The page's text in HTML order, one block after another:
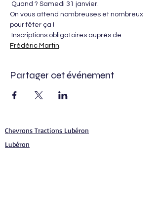
Quand ? Samedi 31 janvier.
​On vous attend nombreuses et nombreux
pour fêter ça !
Inscriptions obligatoires auprès de
Frédéric Martin.
Partager cet événement
Chevrons Tractions Lubéron
Lubéron